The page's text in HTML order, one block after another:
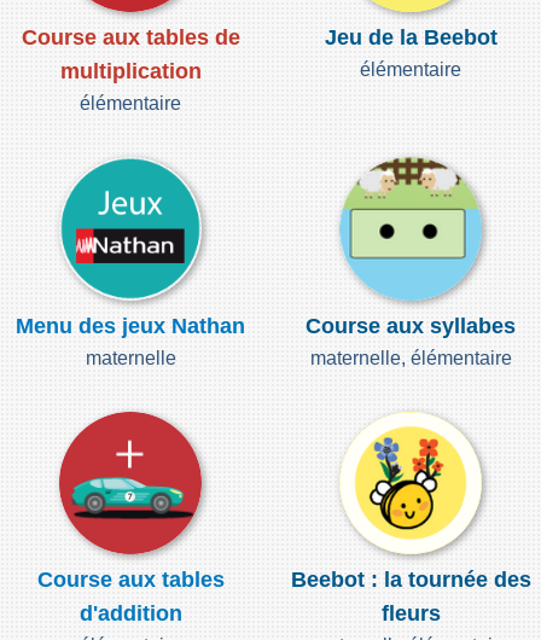
Course aux tables de
multiplication
élémentaire
Jeu de la Beebot
élémentaire
Menu des jeux Nathan
maternelle
Course aux syllabes
maternelle, élémentaire
Course aux tables
d'addition
Beebot : la tournée des
fleurs